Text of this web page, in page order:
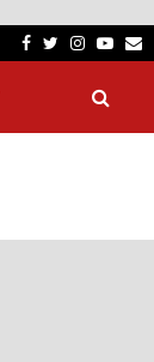
Facebook
Twitter